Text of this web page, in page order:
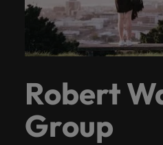
Robert
Group